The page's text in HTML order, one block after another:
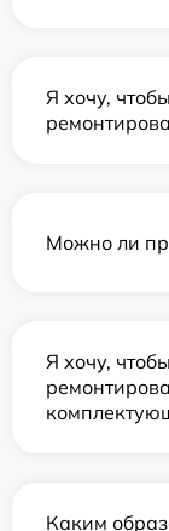
Я хочу,
Можно ли
Я хочу,
Каким